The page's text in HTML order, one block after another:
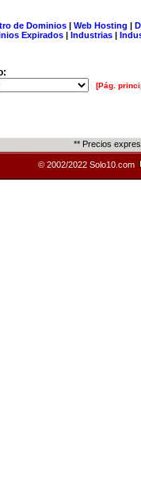
de Dominios| Web Hosting |
Expirados | Industrias |
[Pág.
** Precios
© 2002/2022 Solo10.com